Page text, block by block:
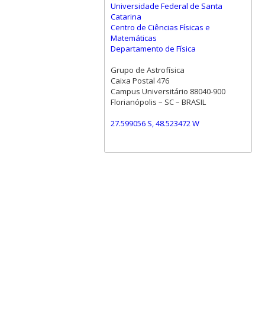
Universidade Federal de Santa
Catarina
Centro de Ciências Físicas e
Matemáticas
Departamento de Física
Grupo de Astrofísica
Caixa Postal 476
Campus Universitário 88040-900
Florianópolis – SC – BRASIL
27.599056 S, 48.523472 W